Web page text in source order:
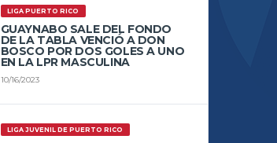
LIGA PUERTO RICO
GUAYNABO SALE DEL FONDO
DE LA TABLA VENCIÓ A DON
BOSCO POR DOS GOLES A UNO
EN LA LPR MASCULINA
10/16/2023
LIGA JUVENIL DE PUERTO RICO